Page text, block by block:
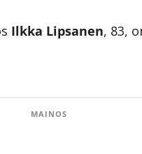
Ilkka Lipsanen, 83,
MAINOS